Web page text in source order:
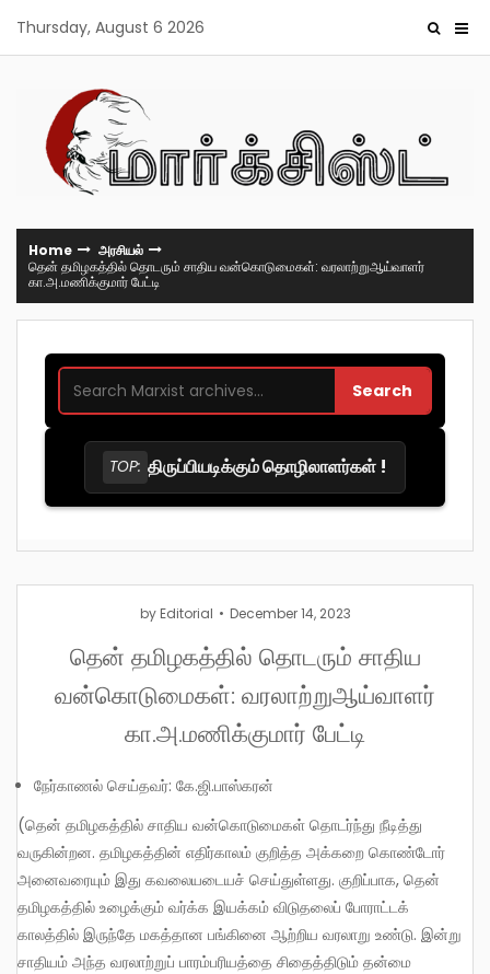
content
Thursday, August 6 2026
Home
அரசியல்
தென் தமிழகத்தில் தொடரும் சாதிய வன்கொடுமைகள்: வரலாற்றுஆய்வாளர்
கா.அ.மணிக்குமார் பேட்டி
Search
TOP: திருப்பியடிக்கும் தொழிலாளர்கள் !
by Editorial December 14, 2023
தென் தமிழகத்தில் தொடரும் சாதிய
வன்கொடுமைகள்: வரலாற்றுஆய்வாளர்
கா.அ.மணிக்குமார் பேட்டி
நேர்காணல் செய்தவர்: கே.ஜி.பாஸ்கரன்
(தென் தமிழகத்தில் சாதிய வன்கொடுமைகள் தொடர்ந்து நீடித்து
வருகின்றன. தமிழகத்தின் எதிர்காலம் குறித்த அக்கறை கொண்டோர்
அனைவரையும் இது கவலையடையச் செய்துள்ளது. குறிப்பாக, தென்
தமிழகத்தில் உழைக்கும் வர்க்க இயக்கம் விடுதலைப் போராட்டக்
காலத்தில் இருந்தே மகத்தான பங்கினை ஆற்றிய வரலாறு உண்டு. இன்று
சாதியம் அந்த வரலாற்றுப் பாரம்பரியத்தை சிதைத்திடும் தன்மை